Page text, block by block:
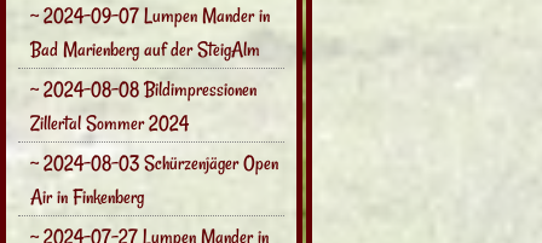
~ 2024-09-07 Lumpen Mander in
Bad Marienberg auf der SteigAlm
~ 2024-08-08 Bildimpressionen
Zillertal Sommer 2024
~ 2024-08-03 Schürzenjäger Open
Air in Finkenberg
~ 2024-07-27 Lumpen Mander in